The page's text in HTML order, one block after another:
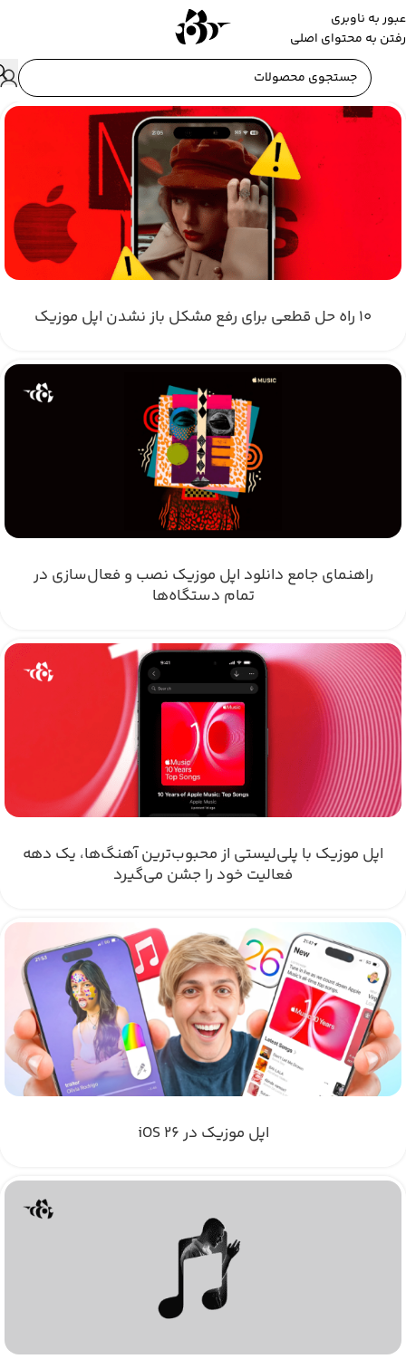
عبور به ناوبری
رفتن به محتوای اصلی
۱۰ راه حل قطعی برای رفع مشکل باز نشدن اپل موزیک
راهنمای جامع دانلود اپل موزیک نصب و فعال‌سازی در
تمام دستگاه‌ها
اپل موزیک با پلی‌لیستی از محبوب‌ترین آهنگ‌ها، یک دهه
فعالیت خود را جشن می‌گیرد
اپل موزیک در iOS 26